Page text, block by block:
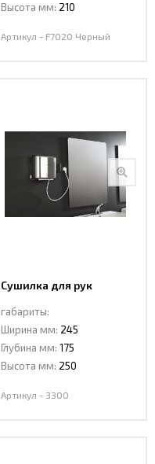
Высота мм: 210
Артикул - F7020 Черный
Сушилка для рук
габариты:
Ширина мм: 245
Глубина мм: 175
Высота мм: 250
Артикул - 3300